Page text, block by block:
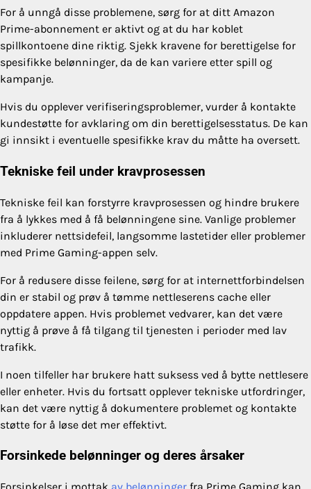
For å unngå disse problemene, sørg for at ditt Amazon
Prime-abonnement er aktivt og at du har koblet
spillkontoene dine riktig. Sjekk kravene for berettigelse for
spesifikke belønninger, da de kan variere etter spill og
kampanje.
Hvis du opplever verifiseringsproblemer, vurder å kontakte
kundestøtte for avklaring om din berettigelsesstatus. De kan
gi innsikt i eventuelle spesifikke krav du måtte ha oversett.
Tekniske feil under kravprosessen
Tekniske feil kan forstyrre kravprosessen og hindre brukere
fra å lykkes med å få belønningene sine. Vanlige problemer
inkluderer nettsidefeil, langsomme lastetider eller problemer
med Prime Gaming-appen selv.
For å redusere disse feilene, sørg for at internettforbindelsen
din er stabil og prøv å tømme nettleserens cache eller
oppdatere appen. Hvis problemet vedvarer, kan det være
nyttig å prøve å få tilgang til tjenesten i perioder med lav
trafikk.
I noen tilfeller har brukere hatt suksess ved å bytte nettlesere
eller enheter. Hvis du fortsatt opplever tekniske utfordringer,
kan det være nyttig å dokumentere problemet og kontakte
støtte for å løse det mer effektivt.
Forsinkede belønninger og deres årsaker